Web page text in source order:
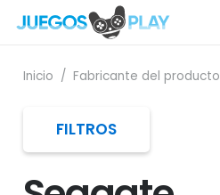
Inicio / Fabricante del producto
FILTROS